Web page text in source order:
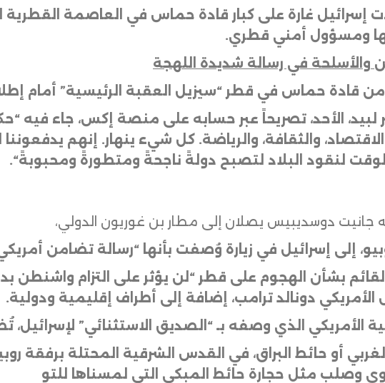
إسرائيل غارة على كبار قادة حماس في العاصمة القطرية
ومسؤول أمني قطري.
في رسالة شديدة اللهجة
قادة حماس في قطر “سيزيل العقبة الرئيسية” أمام
لبيد، الأحد، تصريحاً عبر حسابه على منصة إكس، جاء فيه
والثقافة، والرياضة. كل شيء ينهار. إنهم
لنقود البلاد لتصبح دولةً ناجحةً ومتطورةً ومحبوبةً“.
جانيت دوسديبيس يصلان إلى مطار بن غوريون الدولي،
إلى إسرائيل في زيارة وُصفت بأنها “رسالة تضامن
بشأن الهجوم على قطر “لن يؤثر على التزام واشنطن
الأمريكي دونالد ترامب، إضافة إلى أطراف إقليمية ودولية.
الأمريكي الذي وصفه بـ “الصديق الاستثنائي” لإسرائيل،
أو حائط البراق، في القدس الشرقية المحتلة برفقة
وصلب مثل حجارة حائط المبكى التي لمسناها للتو